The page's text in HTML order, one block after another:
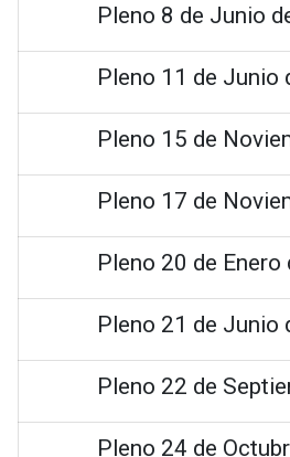
Pleno 8 de Junio
Pleno 11 de Junio
Pleno 15 de
Pleno 17 de
Pleno 20 de Enero
Pleno 21 de Junio
Pleno 22 de
Pleno 24 de